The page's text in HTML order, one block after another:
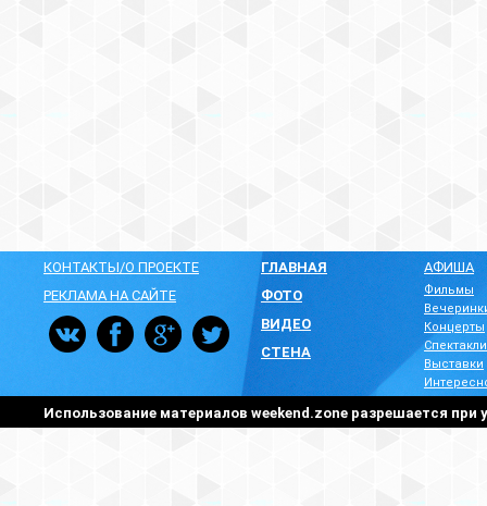
КОНТАКТЫ/О ПРОЕКТЕ
РЕКЛАМА НА САЙТЕ
ГЛАВНАЯ
ФОТО
ВИДЕО
СТЕНА
АФИША
Фильмы
Концерты
Спектакли
Выставки
Использование материалов weekend.zone разрешается